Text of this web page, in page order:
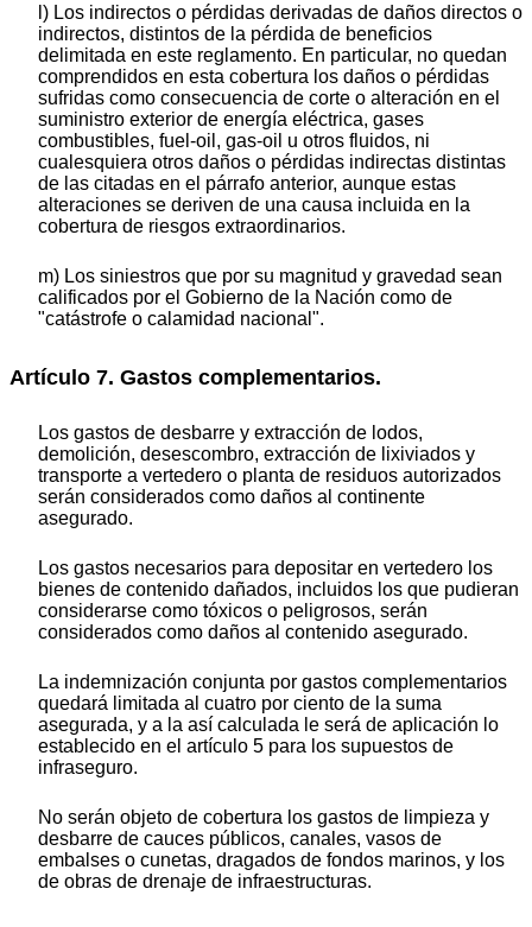
l) Los indirectos o pérdidas derivadas de daños directos o
indirectos, distintos de la pérdida de beneficios
delimitada en este reglamento. En particular, no quedan
comprendidos en esta cobertura los daños o pérdidas
sufridas como consecuencia de corte o alteración en el
suministro exterior de energía eléctrica, gases
combustibles, fuel-oil, gas-oil u otros fluidos, ni
cualesquiera otros daños o pérdidas indirectas distintas
de las citadas en el párrafo anterior, aunque estas
alteraciones se deriven de una causa incluida en la
cobertura de riesgos extraordinarios.
m) Los siniestros que por su magnitud y gravedad sean
calificados por el Gobierno de la Nación como de
"catástrofe o calamidad nacional".
Artículo 7. Gastos complementarios.
Los gastos de desbarre y extracción de lodos,
demolición, desescombro, extracción de lixiviados y
transporte a vertedero o planta de residuos autorizados
serán considerados como daños al continente
asegurado.
Los gastos necesarios para depositar en vertedero los
bienes de contenido dañados, incluidos los que pudieran
considerarse como tóxicos o peligrosos, serán
considerados como daños al contenido asegurado.
La indemnización conjunta por gastos complementarios
quedará limitada al cuatro por ciento de la suma
asegurada, y a la así calculada le será de aplicación lo
establecido en el artículo 5 para los supuestos de
infraseguro.
No serán objeto de cobertura los gastos de limpieza y
desbarre de cauces públicos, canales, vasos de
embalses o cunetas, dragados de fondos marinos, y los
de obras de drenaje de infraestructuras.